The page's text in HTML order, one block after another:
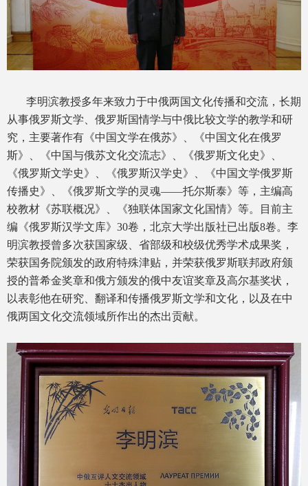
李明滨教授多年来致力于中俄两国文化传播和交流，长期
从事俄罗斯文学、俄罗斯国情学与中俄比较文学的教学和研
究，主要著作有《中国文学在俄苏》、《中国文化在俄罗
斯》、《中国与俄苏文化交流志》、《俄罗斯文化史》、
《俄罗斯文学史》、《俄罗斯汉学史》、《中国文学俄罗斯
传播史》、《俄罗斯文学的灵魂——托尔斯泰》等，主编高
校教材《苏联概况》、《独联体国家文化国情》等。目前主
编《俄罗斯汉学文库》30卷，北京大学出版社已出版8卷。李
明滨教授曾多次获国家级、省部级和校级优秀学术成果奖，
荣获国务院颁发的政府特殊津贴，并荣获俄罗斯联邦政府颁
授的普希金奖章和俄方颁发的俄中友谊奖章及高尔基奖状，
以表彰他在研究、翻译和传播俄罗斯文学和文化，以及在中
俄两国文化交流领域所作出的杰出贡献。